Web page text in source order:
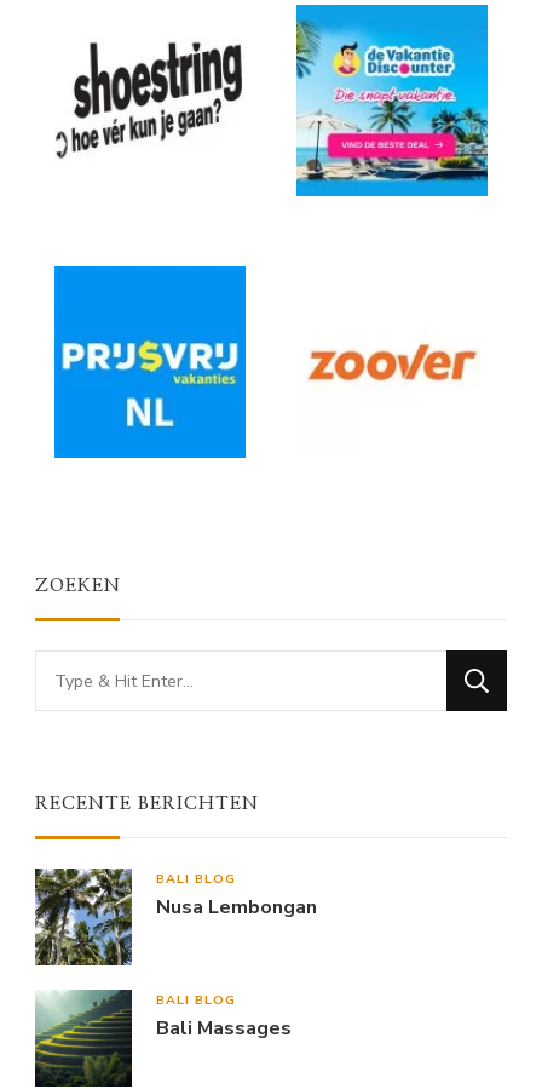
ZOEKEN
Looking
for
RECENTE BERICHTEN
BALI BLOG
Nusa Lembongan
BALI BLOG
Bali Massages